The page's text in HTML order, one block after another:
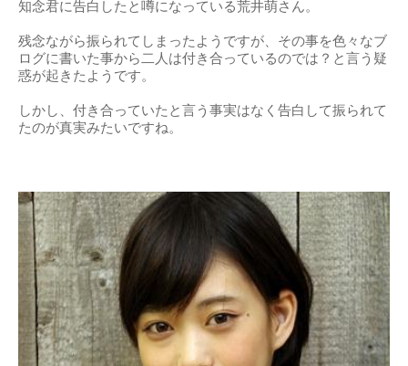
噂の相手：荒井萌
知念君に告白したと噂になっている荒井萌さん。
残念ながら振られてしまったようですが、その事を色々なブ
ログに書いた事から二人は付き合っているのでは？と言う疑
惑が起きたようです。
しかし、付き合っていたと言う事実はなく告白して振られて
たのが真実みたいですね。